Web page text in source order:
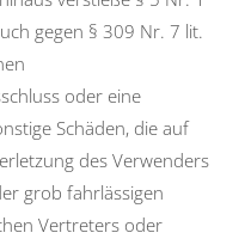
gegen § 309 Nr. 7 lit.
oder eine
Schäden, die auf
des Verwenders
grob fahrlässigen
Vertreters oder